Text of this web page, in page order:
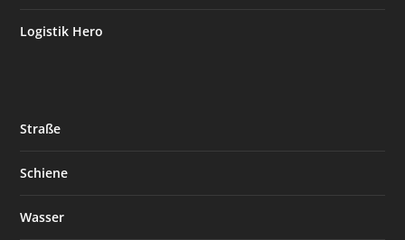
Logistik Hero
Straße
Schiene
Wasser